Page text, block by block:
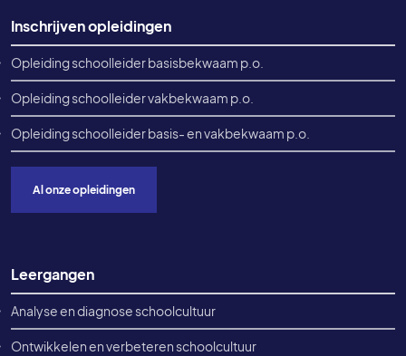
Leergangen
Analyse en diagnose schoolcultuur
Ontwikkelen en verbeteren schoolcultuur
Inschrijven opleidingen
Opleiding schoolleider basisbekwaam p.o.
Opleiding schoolleider vakbekwaam p.o.
Opleiding schoolleider basis- en vakbekwaam p.o.
Al onze opleidingen